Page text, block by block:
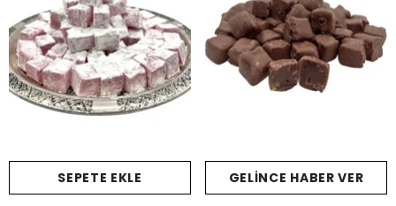
SEPETE EKLE GELINCE HABER VER